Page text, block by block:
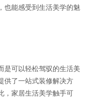
也能感受到生活美学的魅
是可以轻松驾驭的生活美
供了一站式装修解决方
，家居生活美学触手可